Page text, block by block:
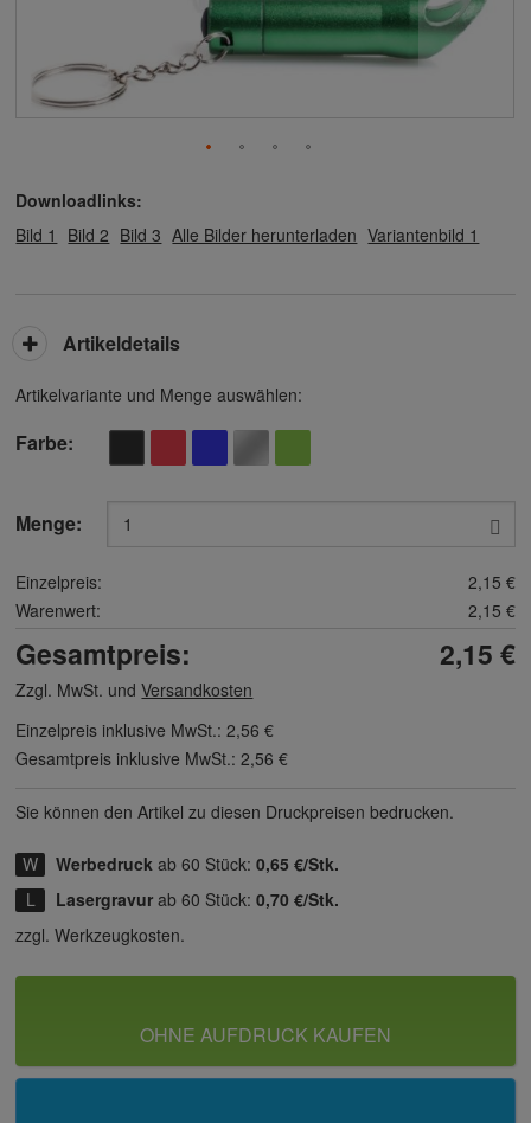
Downloadlinks:
Bild 1
Bild 2 Bild 3 Alle Bilder herunterladen Variantenbild 1
Artikelvariante und Menge auswählen:
Farbe
Menge:
Einzelpreis:
2,15 €
Warenwert:
2,15 €
Gesamtpreis: 2,15 €
Zzgl. MwSt. undVersandkosten
Einzelpreis inklusive MwSt.:2,56 €
Gesamtpreis inklusive MwSt.:2,56 €
Sie können den Artikel zu diesen Druck­preisen bedrucken.
Werbedruck ab 60 Stück:0,65 €/Stk.
Lasergravur ab 60 Stück:0,70 €/Stk.
zzgl. Werkzeugkosten.
OHNE AUFDRUCK KAUFEN
Artikeldetails